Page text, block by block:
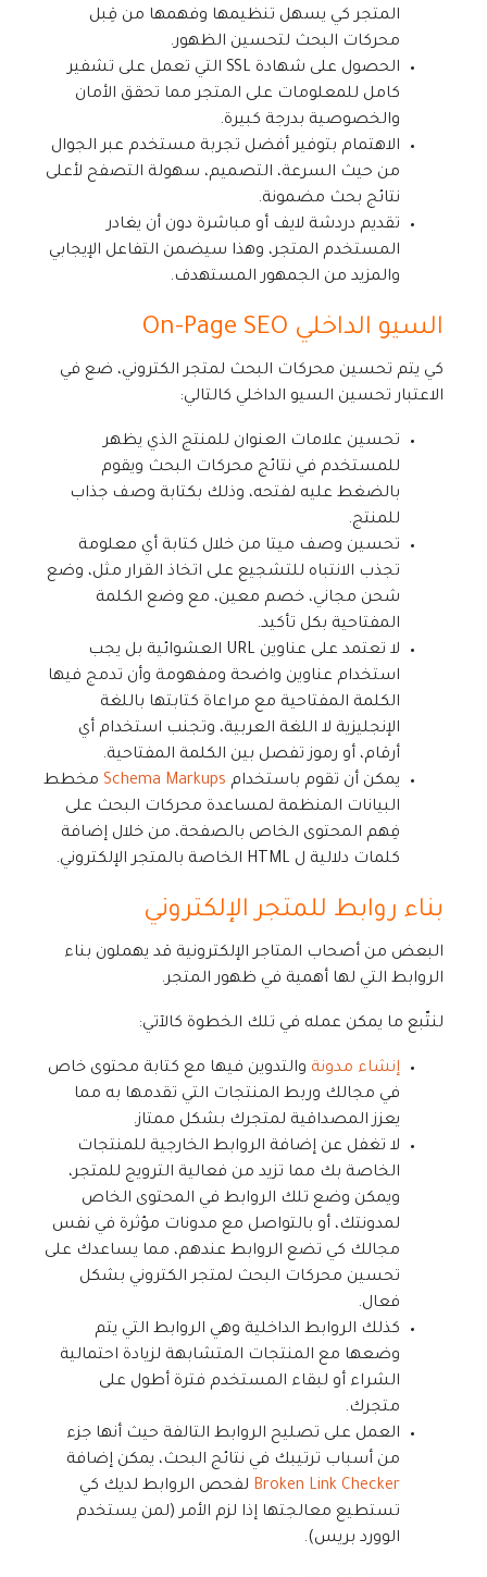
المتجر كي يسهل تنظيمها وفهمها من قِبل
محركات البحث لتحسين الظهور.
الحصول على شهادة SSL التي تعمل على تشفير
كامل للمعلومات على المتجر مما تحقق الأمان
والخصوصية بدرجة كبيرة.
الاهتمام بتوفير أفضل تجربة مستخدم عبر الجوال
من حيث السرعة، التصميم، سهولة التصفح لأعلى
نتائج بحث مضمونة.
تقديم دردشة لايف أو مباشرة دون أن يغادر
المستخدم المتجر، وهذا سيضمن التفاعل الإيجابي
والمزيد من الجمهور المستهدف.
السيو الداخلي On-Page SEO
كي يتم تحسين محركات البحث لمتجر الكتروني، ضع في
الاعتبار تحسين السيو الداخلي كالتالي:
تحسين علامات العنوان للمنتج الذي يظهر
للمستخدم في نتائج محركات البحث ويقوم
بالضغط عليه لفتحه، وذلك بكتابة وصف جذاب
للمنتج.
تحسين وصف ميتا من خلال كتابة أي معلومة
تجذب الانتباه للتشجيع على اتخاذ القرار مثل، وضع
شحن مجاني، خصم معين، مع وضع الكلمة
المفتاحية بكل تأكيد.
لا تعتمد على عناوين URL العشوائية بل يجب
استخدام عناوين واضحة ومفهومة وأن تدمج فيها
الكلمة المفتاحية مع مراعاة كتابتها باللغة
الإنجليزية لا اللغة العربية، وتجنب استخدام أي
أرقام، أو رموز تفصل بين الكلمة المفتاحية.
يمكن أن تقوم باستخدام
مخطط
البيانات المنظمة لمساعدة محركات البحث على
فِهم المحتوى الخاص بالصفحة، من خلال إضافة
كلمات دلالية ل HTML الخاصة بالمتجر الإلكتروني.
بناء روابط للمتجر الإلكتروني
البعض من أصحاب المتاجر الإلكترونية قد يهملون بناء
الروابط التي لها أهمية في ظهور المتجر.
لنتّبع ما يمكن عمله في تلك الخطوة كالآتي:
إنشاء مدونة والتدوين فيها مع كتابة محتوى خاص
في مجالك وربط المنتجات التي تقدمها به مما
يعزز المصداقية لمتجرك بشكل ممتاز.
لا تغفل عن إضافة الروابط الخارجية للمنتجات
الخاصة بك مما تزيد من فعالية الترويج للمتجر،
ويمكن وضع تلك الروابط في المحتوى الخاص
لمدونتك، أو بالتواصل مع مدونات مؤثرة في نفس
مجالك كي تضع الروابط عندهم، مما يساعدك على
تحسين محركات البحث لمتجر الكتروني بشكل
فعال.
كذلك الروابط الداخلية وهي الروابط التي يتم
وضعها مع المنتجات المتشابهة لزيادة احتمالية
الشراء أو لبقاء المستخدم فترة أطول على
متجرك.
العمل على تصليح الروابط التالفة حيث أنها جزء
من أسباب ترتيبك في نتائج البحث، يمكن إضافة
Broken Link Checker لفحص الروابط لديك كي
تستطيع معالجتها إذا لزم الأمر (لمن يستخدم
الوورد بريس).